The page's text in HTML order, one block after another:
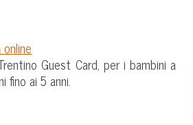
Guest Card, per i bambini a
fino ai 5 anni.